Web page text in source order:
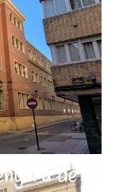
de